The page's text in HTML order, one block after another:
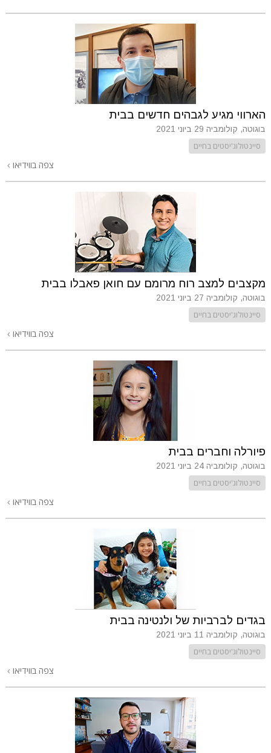
הארווי מגיע לגבהים חדשים בבית
בוגוטה, קולומביה 29 ביוני 2021
סיינטולוג'יסטים בחיים
צפה בווידיאו
מקצבים למצב רוח מרומם עם חואן פאבלו בבית
בוגוטה, קולומביה 27 ביוני 2021
סיינטולוג'יסטים בחיים
צפה בווידיאו
פיורלה וחברים בבית
בוגוטה, קולומביה 24 ביוני 2021
סיינטולוג'יסטים בחיים
צפה בווידיאו
בגדים לברביות של ולנטינה בבית
בוגוטה, קולומביה 11 ביוני 2021
סיינטולוג'יסטים בחיים
צפה בווידיאו